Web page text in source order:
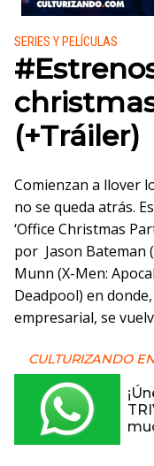
Publicado en:
SERIES Y PELÍCULAS
(+Tráiler)
Comienzan a llover
no se queda atrás.
‘Office Christmas
por Jason Bateman
Munn (X-Men:
Deadpool) en
empresarial, se
CULTURIZANDO